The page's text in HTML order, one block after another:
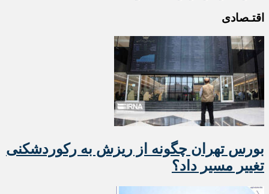
اقتـصادی
بورس تهران چگونه از ریزش به رکوردشکنی
تغییر مسیر داد؟